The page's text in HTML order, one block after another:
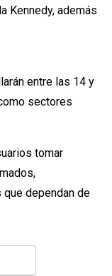
Kennedy, además
entre las 14 y
sectores
tomar
dependan de